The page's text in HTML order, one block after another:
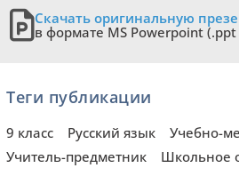
Скачать оригинальную
в формате MS Powerpoint
Теги публикации
9 класс Русский язык Учебно-
Учитель-предметник